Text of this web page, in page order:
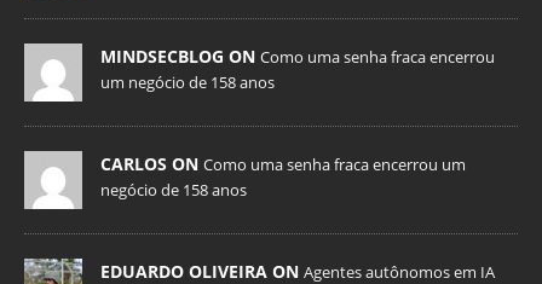
MINDSECBLOG ON Como uma senha fraca encerrou
um negócio de 158 anos
CARLOS ON Como uma senha fraca encerrou um
negócio de 158 anos
EDUARDO OLIVEIRA ON Agentes autônomos em IA